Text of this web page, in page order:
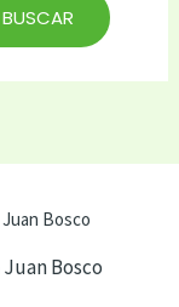
Bosco
Bosco